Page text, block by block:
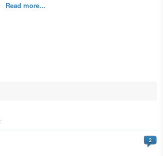
Read more...
2